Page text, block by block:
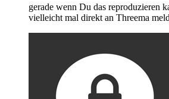
gerade wenn Du das reproduzieren
vielleicht mal direkt an Threema